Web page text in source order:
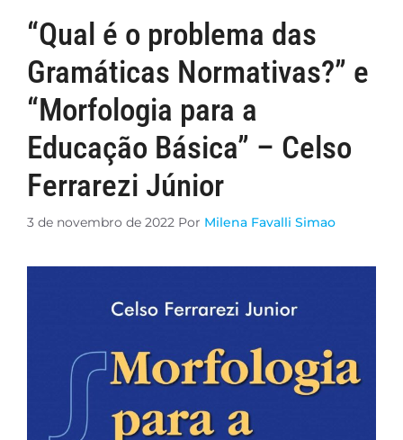
“Qual é o problema das
Gramáticas Normativas?” e
“Morfologia para a
Educação Básica” – Celso
Ferrarezi Júnior
3 de novembro de 2022 Por Milena Favalli Simao